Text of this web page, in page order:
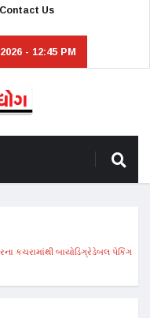
Contact Us
- 12:45 PM
કચરામાંથી બાયોડિગ્રેડેબલ પેકિંગ